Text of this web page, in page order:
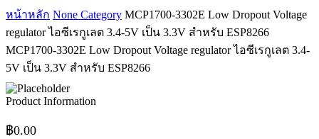
หน้าหลัก None Category MCP1700-3302E Low Dropout Voltage
regulator ไอซีเรกูเลต 3.4-5V เป็น 3.3V สำหรับ ESP8266
MCP1700-3302E Low Dropout Voltage regulator ไอซีเรกูเลต 3.4-
5V เป็น 3.3V สำหรับ ESP8266
Product Information
฿0.00